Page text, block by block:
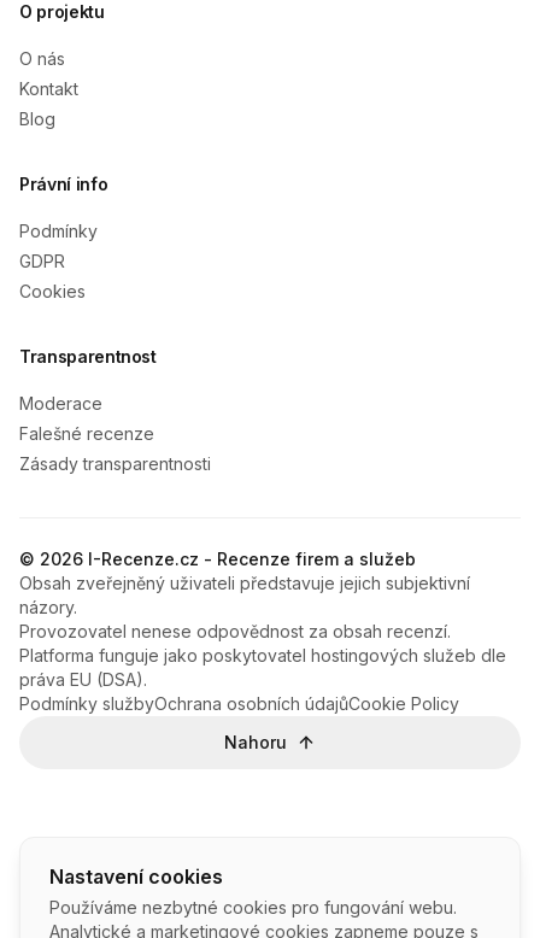
Nastavení cookies
Používáme nezbytné cookies pro fungování webu.
Analytické a marketingové cookies zapneme pouze s
O projektu
O nás
Kontakt
Blog
Právní info
Podmínky
GDPR
Cookies
Transparentnost
Moderace
Falešné recenze
Zásady transparentnosti
© 2026 I-Recenze.cz - Recenze firem a služeb
Obsah zveřejněný uživateli představuje jejich subjektivní
názory.
Provozovatel nenese odpovědnost za obsah recenzí.
Platforma funguje jako poskytovatel hostingových služeb dle
práva EU (DSA).
Podmínky službyOchrana osobních údajůCookie Policy
Nahoru